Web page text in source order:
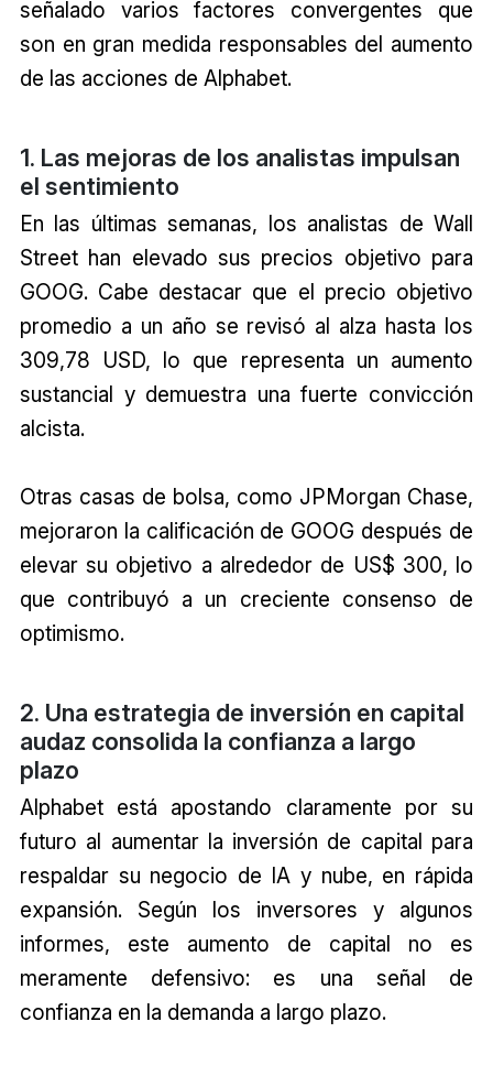
señalado varios factores convergentes que
son en gran medida responsables del aumento
de las acciones de Alphabet.
1. Las mejoras de los analistas impulsan
el sentimiento
En las últimas semanas, los analistas de Wall
Street han elevado sus precios objetivo para
GOOG. Cabe destacar que el precio objetivo
promedio a un año se revisó al alza hasta los
309,78 USD, lo que representa un aumento
sustancial y demuestra una fuerte convicción
alcista.
Otras casas de bolsa, como JPMorgan Chase,
mejoraron la calificación de GOOG después de
elevar su objetivo a alrededor de US$ 300, lo
que contribuyó a un creciente consenso de
optimismo.
2. Una estrategia de inversión en capital
audaz consolida la confianza a largo
plazo
Alphabet está apostando claramente por su
futuro al aumentar la inversión de capital para
respaldar su negocio de IA y nube, en rápida
expansión. Según los inversores y algunos
informes, este aumento de capital no es
meramente defensivo: es una señal de
confianza en la demanda a largo plazo.